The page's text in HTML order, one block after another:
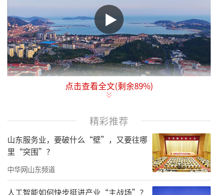
近日，君一在青岛崂山前海打造的焕新力
盘TOP榜单”，更在一周内蝉联三项榜单榜
首，以数据印证了其备受行业与用户的青睐。
今年以来，君一在全面焕新战略指引下，
聚焦产品力持续升级，依托海尔集团全产业链
资源，打造4.0智慧生态宅。伴山鸣樾则是君一
点击查看全文(剩余89%)
精彩推荐
山东服务业，要破什么“壁”，又要往哪
里“突围”？
中华网山东频道
人工智能如何快步挺进产业“主战场”？